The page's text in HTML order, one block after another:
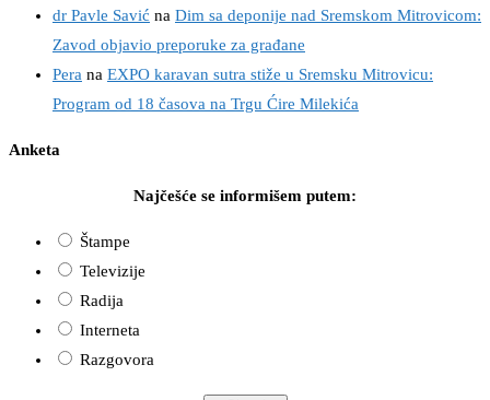
dr Pavle Savić na Dim sa deponije nad Sremskom Mitrovicom:
Zavod objavio preporuke za građane
Pera na EXPO karavan sutra stiže u Sremsku Mitrovicu:
Program od 18 časova na Trgu Ćire Milekića
Anketa
Najčešće se informišem putem:
Štampe
Televizije
Radija
Interneta
Razgovora